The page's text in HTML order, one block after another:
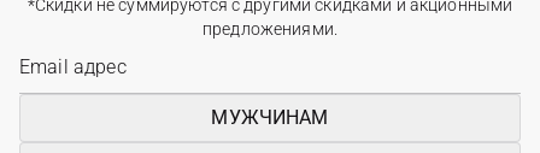
*Скидки не суммируются с другими скидками и акционными
предложениями.
МУЖЧИНАМ